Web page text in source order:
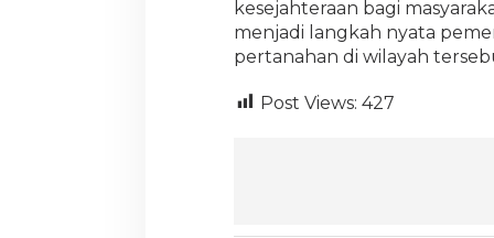
kesejahteraan bagi
menjadi langkah nyata
pertanahan di wilayah
Post Views: 427